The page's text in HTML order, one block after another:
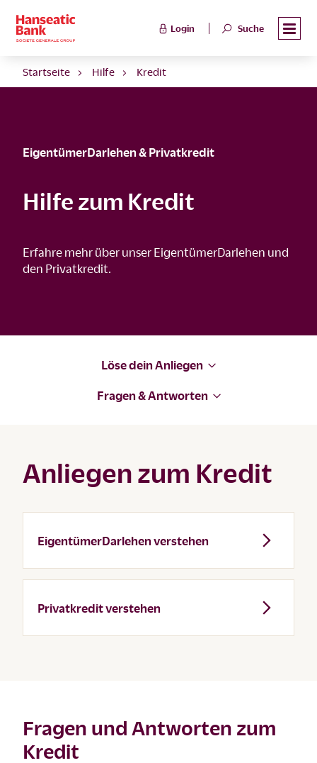
Login Suche
Startseite Hilfe Kredit
EigentümerDarlehen & Privatkredit
Hilfe zum Kredit
Erfahre mehr über unser EigentümerDarlehen und
den Privatkredit.
Löse dein Anliegen
Fragen & Antworten
Anliegen zum Kredit
EigentümerDarlehen verstehen
Privatkredit verstehen
Fragen und Antworten zum
Kredit